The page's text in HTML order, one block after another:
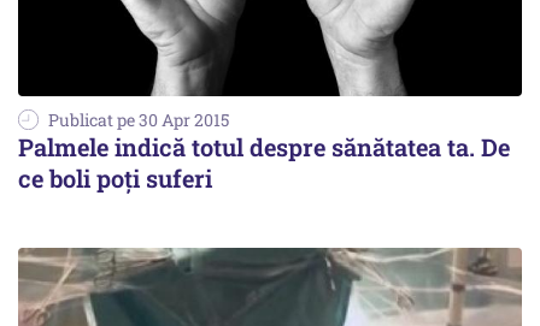
Publicat pe 30 Apr 2015
Palmele indică totul despre sănătatea ta. De
ce boli poți suferi